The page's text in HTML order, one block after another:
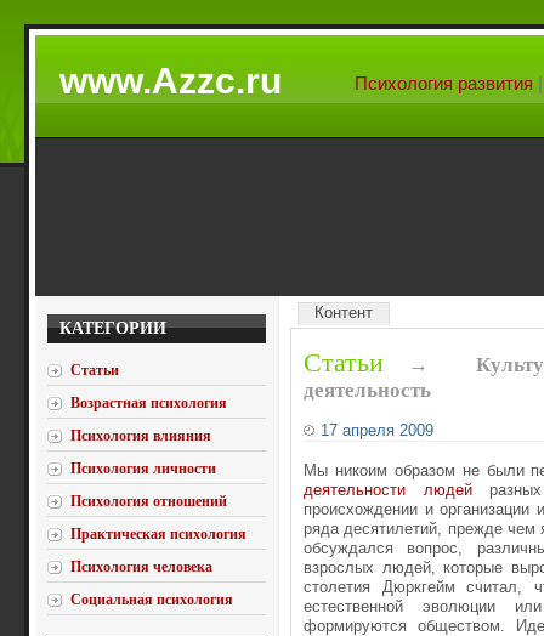
www.Azzc.ru Психология развития
КАТЕГОРИИ
Статьи
Возрастная психология
Психология влияния
Психология личности
Психология отношений
Практическая психология
Психология человека
Социальная психология
Контент
Статьи →
деятельность
17 апреля 2009
Мы никоим образом не были
деятельности людейразных
происхождении и организации
ряда десятилетий, прежде чем
обсуждался вопрос,
взрослых людей, которые
столетия Дюркгейм считал,
естественной эволюции
формируются обществом.